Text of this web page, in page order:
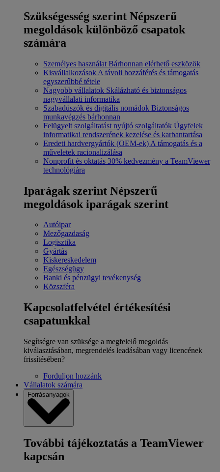
Szükségesség szerint Népszerű
megoldások különböző csapatok
számára
Személyes használat Bárhonnan elérhető eszközök
Kisvállalkozások A távoli hozzáférés és támogatás
egyszerűbbé tétele
Nagyobb vállalatok Skálázható és biztonságos
nagyvállalati informatika
Szabadúszók és digitális nomádok Biztonságos
munkavégzés bárhonnan
Felügyelt szolgáltatást nyújtó szolgáltatók Ügyfelek
informatikai rendszerének kezelése és karbantartása
Eredeti hardvergyártók (OEM-ek) A támogatás és a
műveletek racionalizálása
Nonprofit és oktatás 30% kedvezmény a TeamViewer
technológiára
Iparágak szerint Népszerű
megoldások iparágak szerint
Autóipar
Mezőgazdaság
Logisztika
Gyártás
Kiskereskedelem
Egészségügy
Banki és pénzügyi tevékenység
Közszféra
Kapcsolatfelvétel értékesítési
csapatunkkal
Segítségre van szüksége a megfelelő megoldás
kiválasztásában, megrendelés leadásában vagy licencének
frissítésében?
Forduljon hozzánk
Vállalatok számára
Forrásanyagok
További tájékoztatás a TeamViewer
kapcsán